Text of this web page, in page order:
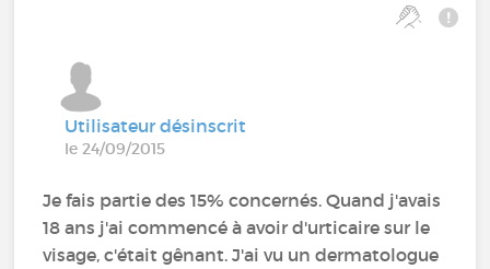
Utilisateur désinscrit
le 24/09/2015
Je fais partie des 15% concernés. Quand j'avais
18 ans j'ai commencé à avoir d'urticaire sur le
visage, c'était gênant. J'ai vu un dermatologue